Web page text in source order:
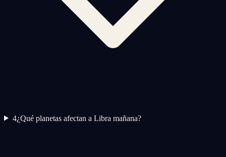
4¿Qué planetas afectan a Libra mañana?